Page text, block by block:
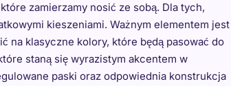
zamierzamy nosić ze sobą. Dla tych,
kieszeniami. Ważnym elementem jest
na klasyczne kolory, które będą pasować do
staną się wyrazistym akcentem w
paski oraz odpowiednia konstrukcja